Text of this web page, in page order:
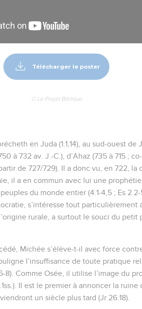
Télécharger le poster
© Le Projet Biblique
en Juda (1.1,14), au sud-ouest de
à 732 av. J.-C.), d’Ahaz (735 à 715 ;
de 727/729). Il a donc vu, en 722, la
il a en commun avec lui une
du monde entier (4.1-4,5 ; Es
s’intéresse tout
rurale, a surtout le souci du petit
Michée s’élève-t-il avec force
l’insuffisance de toute pratique
8). Comme Osée, il utilise l’image du
Il est le premier à annoncer la ruine
un siècle plus tard (Jr 26.18).